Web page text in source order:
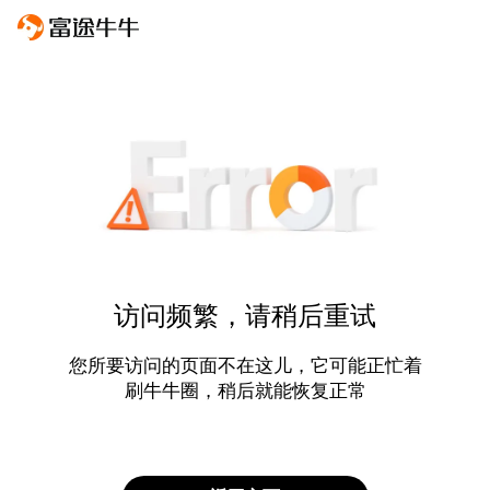
访问频繁，请稍后重试
您所要访问的页面不在这儿，它可能正忙着
刷牛牛圈，稍后就能恢复正常